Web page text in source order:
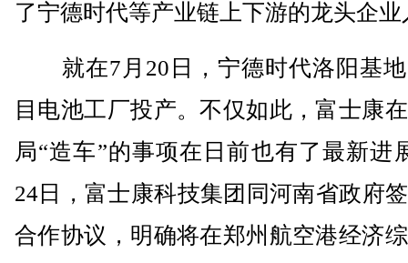
了宁德时代等产业链上下游的龙头企业
就在7月20日，宁德时代洛阳基地
目电池工厂投产。不仅如此，富士康
局“造车”的事项在日前也有了最新进
24日，富士康科技集团同河南省政府
合作协议，明确将在郑州航空港经济